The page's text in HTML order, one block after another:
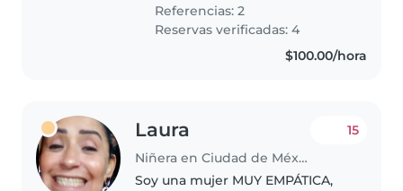
juego. Me considero una persona
paciente,..
Referencias: 2
Reservas verificadas: 4
$100.00/hora
Laura
Niñera en Ciudad de México
15
Soy una mujer MUY EMPÁTICA,